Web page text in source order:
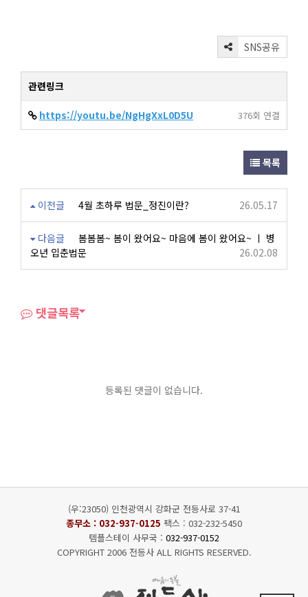
SNS공유
관련링크
https://youtu.be/NgHgXxL0D5U 376회 연결
목록
이전글 4월 초하루 법문_정진이란? 26.05.17
다음글
봄봄봄~ 봄이 왔어요~ 마음에 봄이 왔어요~ ㅣ 병
오년 입춘법문
26.02.08
댓글목록
등록된 댓글이 없습니다.
(우:23050) 인천광역시 강화군 전등사로 37-41
종무소 : 032-937-0125 팩스 : 032-232-5450
템플스테이 사무국 : 032-937-0152
COPYRIGHT 2006 전등사 ALL RIGHTS RESERVED.